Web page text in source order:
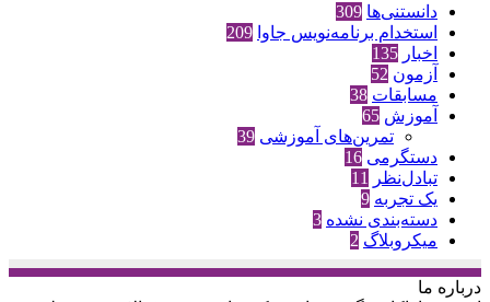
دانستنی‌ها 309
استخدام برنامه‌نویس جاوا 209
اخبار 135
آزمون 52
مسابقات 38
آموزش 65
تمرین‌های آموزشی 39
دستگرمی 16
تبادل‌نظر
11
یک تجربه 9
دسته‌بندی نشده 3
میکروبلاگ 2
درباره‌ ما